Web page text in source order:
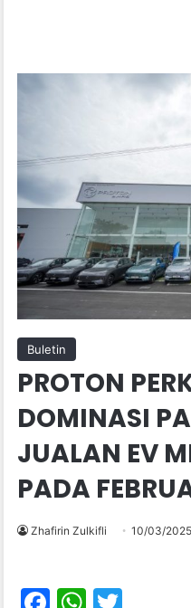
Buletin
PROTON
DOMINASI
JUALAN EV
PADA
Zhafirin Zulkifli 10/03/2025